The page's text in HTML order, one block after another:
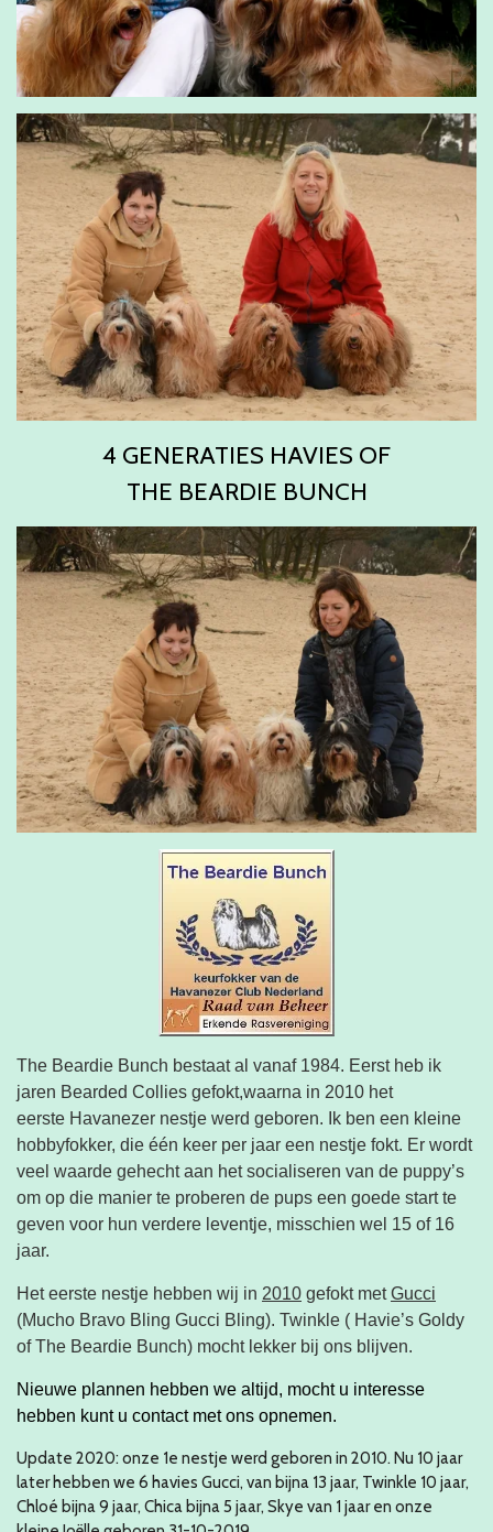
4 GENERATIES HAVIES OF
THE BEARDIE BUNCH
The Beardie Bunch bestaat al vanaf 1984. Eerst heb ik
jaren Bearded Collies gefokt,waarna in 2010 het
eerste Havanezer nestje werd geboren. Ik ben een kleine
hobbyfokker, die één keer per jaar een nestje fokt. Er wordt
veel waarde gehecht aan het socialiseren van de puppy’s
om op die manier te proberen de pups een goede start te
geven voor hun verdere leventje, misschien wel 15 of 16
jaar.
Het eerste nestje hebben wij in 2010 gefokt metGucci
(Mucho Bravo Bling Gucci Bling). Twinkle ( Havie’s Goldy
of The Beardie Bunch) mocht lekker bij ons blijven.
Nieuwe plannen hebben we altijd, mocht u interesse
hebben kunt u contact met ons opnemen.
Update 2020: onze 1e nestje werd geboren in 2010. Nu 10 jaar
later hebben we 6 havies Gucci, van bijna 13 jaar, Twinkle 10 jaar,
Chloé bijna 9 jaar, Chica bijna 5 jaar, Skye van 1 jaar en onze